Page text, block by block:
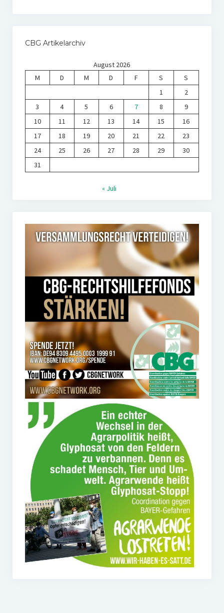
CBG Artikelarchiv
August 2026
M
D M D F S
S
1
2
3
4 5 6 7 8
9
10
11 12 13 14 15
16
17
18 19 20 21 22
23
24
25 26 27 28 29
30
31
« Juli